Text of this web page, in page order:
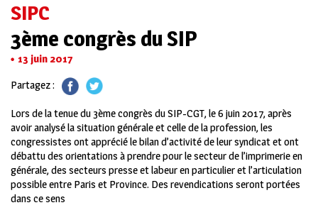
SIPC
3ème congrès du SIP
13 juin 2017
Partagez :
Lors de la tenue du 3ème congrès du SIP-CGT, le 6 juin 2017, après
avoir analysé la situation générale et celle de la profession, les
congressistes ont apprécié le bilan d’activité de leur syndicat et ont
débattu des orientations à prendre pour le secteur de l’imprimerie en
générale, des secteurs presse et labeur en particulier et l’articulation
possible entre Paris et Province. Des revendications seront portées
dans ce sens